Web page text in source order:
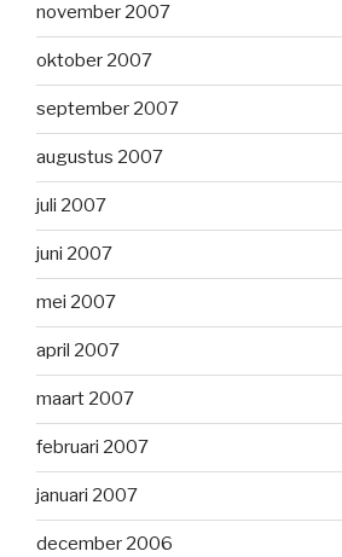
november 2007
oktober 2007
september 2007
augustus 2007
juli 2007
juni 2007
mei 2007
april 2007
maart 2007
februari 2007
januari 2007
december 2006